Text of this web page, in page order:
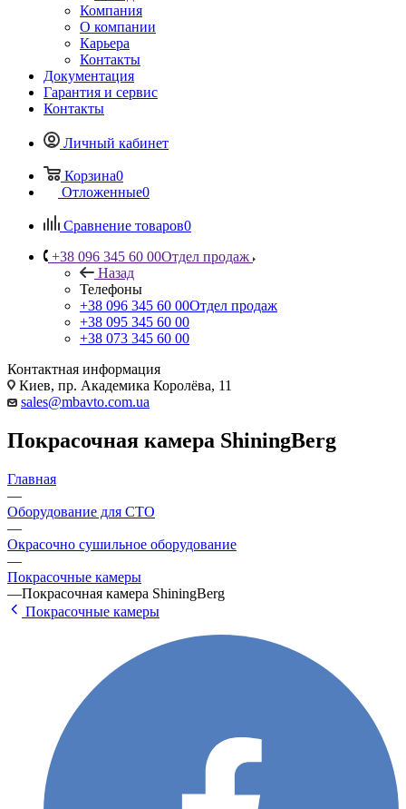
Компания
О компании
Карьера
Контакты
Документация
Гарантия и сервис
Контакты
Личный кабинет
Корзина0
Отложенные0
Сравнение товаров0
+38 096 345 60 00Отдел продаж
Назад
Телефоны
+38 096 345 60 00Отдел продаж
+38 095 345 60 00
+38 073 345 60 00
Контактная информация
Киев, пр. Академика Королёва, 11
sales@mbavto.com.ua
Покрасочная камера ShiningBerg
Главная
—
Оборудование для СТО
—
Окрасочно сушильное оборудование
—
Покрасочные камеры
—Покрасочная камера ShiningBerg
Покрасочные камеры